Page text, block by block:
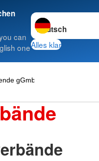
can
one
Sprache wechseln
Alles klar
gGmbH